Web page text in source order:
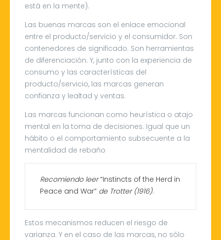
está en la mente).
Las buenas marcas son el enlace emocional
entre el producto/servicio y el consumidor. Son
contenedores de significado. Son herramientas
de diferenciación. Y, junto con la experiencia de
consumo y las características del
producto/servicio, las marcas generan
confianza y lealtad y ventas.
Las marcas funcionan como heurística o atajo
mental en la toma de decisiones. Igual que un
hábito o el comportamiento subsecuente a la
mentalidad de rebaño
Recomiendo leer“Instincts of the Herd in
Peace and War” de Trotter (1916).
Estos mecanismos reducen el riesgo de
varianza. Y en el caso de las marcas, no sólo